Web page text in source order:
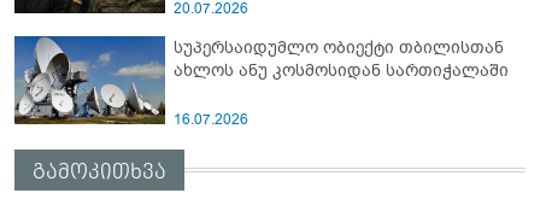
20.07.2026
სუპერსაიდუმლო ობიექტი თბილისთან
ახლოს ანუ კოსმოსიდან სართიჭალაში
16.07.2026
გამოკითხვა